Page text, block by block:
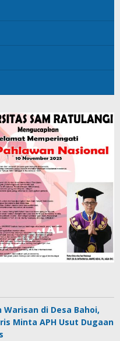
di Desa Bahoi,
Minta APH Usut Dugaan